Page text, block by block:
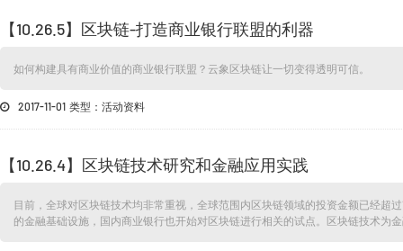
【10.26.5】区块链-打造商业银行联盟的利器
如何构建具有商业价值的商业银行联盟？云象区块链让一切变得透明可信。
2017-11-01 类型：活动资料
【10.26.4】区块链技术研究和金融应用实践
目前，全球对区块链技术均非常重视，全球范围内区块链领域的投资金额已经超
的金融基础设施，国内商业银行也开始对区块链进行相关的试点。区块链技术为